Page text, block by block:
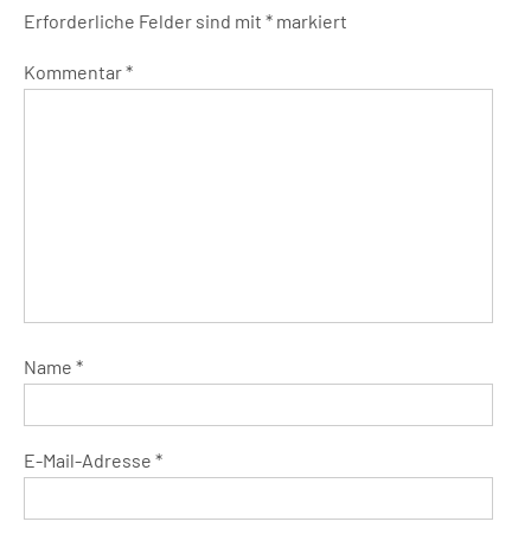
Erforderliche Felder sind mit * markiert
Kommentar*
Name *
E-Mail-Adresse *